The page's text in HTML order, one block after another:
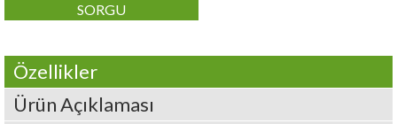
SORGU
Özellikler
Ürün Açıklaması